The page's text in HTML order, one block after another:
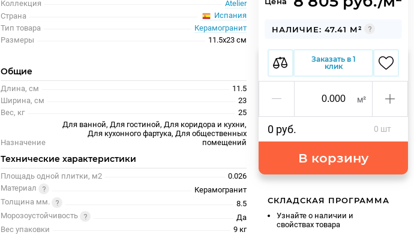
Коллекция
Atelier
Страна
Испания
Тип товара
Керамогранит
Размеры
11.5x23 см
Общие
Длина, см
11.5
Ширина, см
23
Вес, кг
25
Назначение
Для ванной, Для гостиной, Для коридора и кухни,
Для кухонного фартука, Для общественных
помещений
Технические характеристики
Площадь одной плитки, м2
0.026
Материал
Керамогранит
Толщина мм.
8.5
Морозоустойчивость
Да
Вес упаковки
9 кг
НАЛИЧИЕ: 47.41 М²
Заказать в 1
клик
м²
0 руб. 0 шт
В корзину
СКЛАДСКАЯ ПРОГРАММА
Узнайте о наличии и
свойствах товара